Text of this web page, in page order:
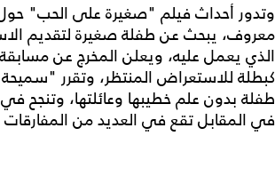
وتدور أحداث فيلم "صغيرة على الحب"
معروف، يبحث عن طفلة صغيرة لتقديم
الذي يعمل عليه، ويعلن المخرج عن مسابقة
كبطلة للاستعراض المنتظر، وتقرر
طفلة بدون علم خطيبها وعائلتها، وتنجح في
في المقابل تقع في العديد من المفارقات